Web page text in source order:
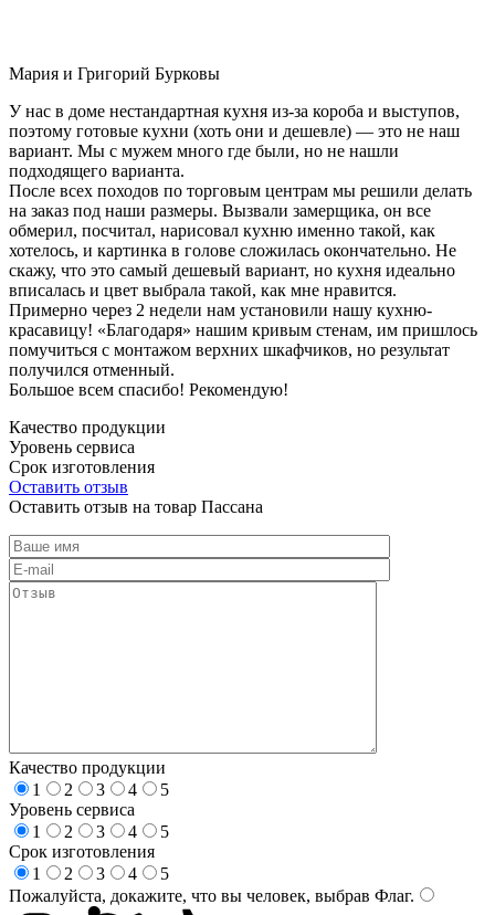
Мария и Григорий Бурковы
У нас в доме нестандартная кухня из-за короба и выступов,
поэтому готовые кухни (хоть они и дешевле) — это не наш
вариант. Мы с мужем много где были, но не нашли
подходящего варианта.
После всех походов по торговым центрам мы решили делать
на заказ под наши размеры. Вызвали замерщика, он все
обмерил, посчитал, нарисовал кухню именно такой, как
хотелось, и картинка в голове сложилась окончательно. Не
скажу, что это самый дешевый вариант, но кухня идеально
вписалась и цвет выбрала такой, как мне нравится.
Примерно через 2 недели нам установили нашу кухню-
красавицу! «Благодаря» нашим кривым стенам, им пришлось
помучиться с монтажом верхних шкафчиков, но результат
получился отменный.
Большое всем спасибо! Рекомендую!
Качество продукции
Уровень сервиса
Срок изготовления
Оставить отзыв
Оставить отзыв на товар Пассана
Качество продукции
1
2 3 4
5
Уровень сервиса
1
2 3 4
5
Срок изготовления
1
2 3 4
5
Пожалуйста, докажите, что вы человек, выбрав Флаг.